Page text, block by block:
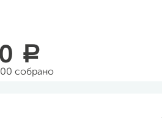
a
собрано